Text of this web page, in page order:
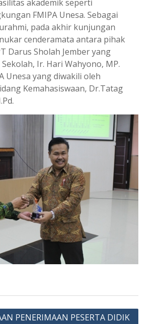
akademik seperti
FMIPA Unesa. Sebagai
pada akhir kunjungan
cenderamata antara pihak
Darus Sholah Jember yang
Ir. Hari Wahyono, MP.
Unesa yang diwakili oleh
Kemahasiswaan, Dr.Tatag
PENERIMAAN PESERTA DIDIK